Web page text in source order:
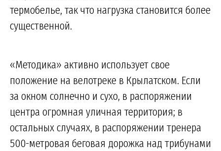
термобелье, так что нагрузка становится более
существенной.
«Методика» активно использует свое
положение на велотреке в Крылатском. Если
за окном солнечно и сухо, в распоряжении
центра огромная уличная территория; в
остальных случаях, в распоряжении тренера
500-метровая беговая дорожка над трибунами